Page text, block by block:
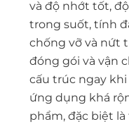
và độ nhớt tốt,
trong suốt, tính
chống vỡ và nứt
đóng gói và vận
cấu trúc ngay
ứng dụng khá
phẩm, đặc biệt